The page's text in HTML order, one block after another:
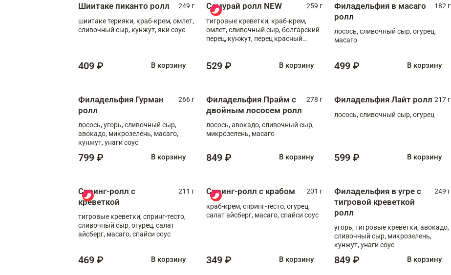
Шиитаке пиканто ролл
249 г
шиитаке терияки, краб-крем, омлет,
сливочный сыр, кунжут, яки соус
409 ₽ В корзину
Самурай ролл NEW
259 г
тигровые креветки, краб-крем,
омлет, сливочный сыр, болгарский
перец, кунжут, перец красный
529 ₽ В корзину
Филадельфия в масаго
ролл
182 г
лосось, сливочный сыр, огурец,
масаго
499 ₽ В корзину
Филадельфия Гурман
ролл
266 г
лосось, угорь, сливочный сыр,
авокадо, микрозелень, масаго,
кунжут, унаги соус
799 ₽ В корзину
Филадельфия Прайм с
двойным лососем ролл
278 г
лосось, авокадо, сливочный сыр,
микрозелень, масаго
849 ₽ В корзину
Филадельфия Лайт ролл 217 г
лосось, сливочный сыр, огурец
599 ₽ В корзину
Спринг-ролл с
креветкой
211 г
тигровые креветки, спринг-тесто,
сливочный сыр, огурец, салат
айсберг, масаго, спайси соус
469 ₽ В корзину
Спринг-ролл с крабом
201 г
краб-крем, спринг-тесто, огурец,
салат айсберг, масаго, спайси соус
349 ₽ В корзину
Филадельфия в угре с
тигровой креветкой
ролл
249 г
угорь, тигровые креветки, авокадо,
сливочный сыр, микрозелень,
кунжут, унаги соус
849 ₽ В корзину